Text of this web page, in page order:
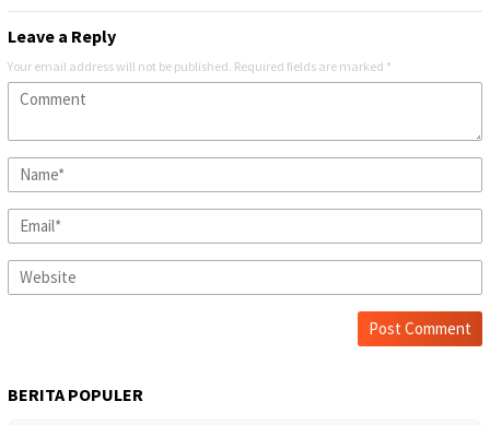
Leave a Reply
Your email address will not be published. Required fields are marked *
BERITA POPULER